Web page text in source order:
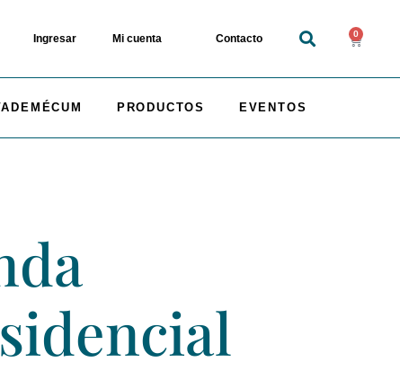
Ingresar Mi cuenta Contacto 0
PRODUCTOS EVENTOS